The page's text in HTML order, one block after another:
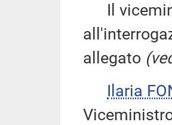
Il
allegato
Ilaria